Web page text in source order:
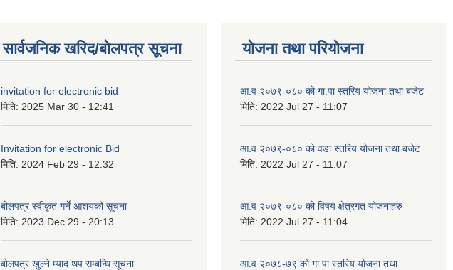
सार्वजनिक खरिद/बोलपत्र सूचना
invitation for electronic bid
मिति: 2025 Mar 30 - 12:41
Invitation for electronic Bid
मिति: 2024 Feb 29 - 12:32
बोलपत्र स्वीकृत गर्ने आशयको सूचना
मिति: 2023 Dec 29 - 20:13
बोलपत्र खुल्ने म्याद थप सम्बन्धि सूचना
योजना तथा परियोजना
आ.व २०७९-०८० को गा.पा स्तरिय योजना तथा बजेट
मिति: 2022 Jul 27 - 11:07
आ.व २०७९-०८० को वडा स्तरिय योजना तथा बजेट
मिति: 2022 Jul 27 - 11:07
आ.व २०७९-०८० को विषय क्षेत्रगत योजनाहरु
मिति: 2022 Jul 27 - 11:04
आ.व २०७८-७९ को गा पा स्तरिय योजना तथा